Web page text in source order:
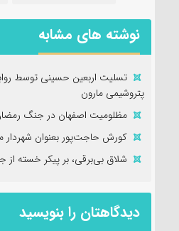
نوشته های مشابه
تسلیت اربعین حسینی توسط
پتروشیمی مارون
مظلومیت اصفهان در جنگ
کورش حاجت‌پور بعنوان
شلاق‌ بی‌برقی، بر پیکر خسته‌ از
دیدگاهتان را بنویسید